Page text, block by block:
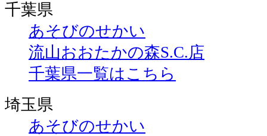
千葉県
あそびのせかい
流山おおたかの森S.C.店
千葉県一覧はこちら
埼玉県
あそびのせかい